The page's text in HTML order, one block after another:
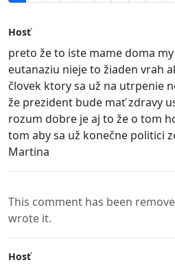
Hosť
preto že to iste mame doma
eutanaziu nieje to žiaden vrah
človek ktory sa už na utrpenie
že prezident bude mať zdravy
rozum dobre je aj to že o tom
tom aby sa už konečne politici
Martina
This comment has been
wrote it.
Hosť